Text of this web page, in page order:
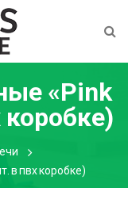
«Pink
в пвх коробке)